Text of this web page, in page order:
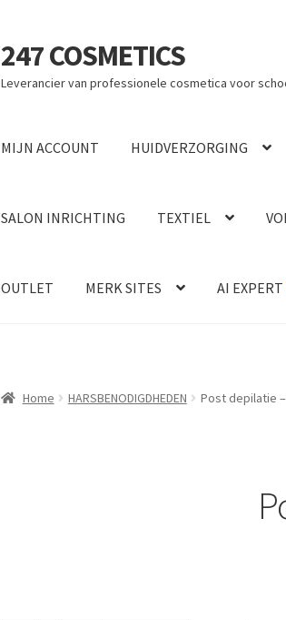
Ga
door
naar
Ga
naar
de
247 COSMETICS
Leverancier van professionele cosmetica voor
MIJN ACCOUNT HUIDVERZORGING
SALON INRICHTING TEXTIEL
OUTLET MERK SITES AI EXPERT
Home HARSBENODIGDHEDEN Post depilatie